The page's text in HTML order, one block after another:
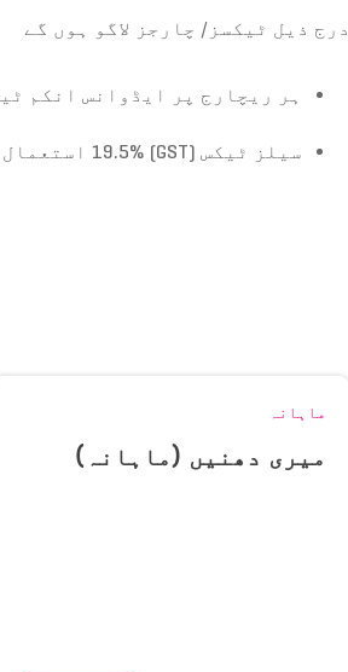
درج ذیل ٹیکسز/ چارجز لاگو ہوں گے
ہر ریچارج پر ایڈوانس انکم
سیلز ٹیکس (GST)
19.5%استعمال
ماہانہ
میری دھنیں (ماہانہ)